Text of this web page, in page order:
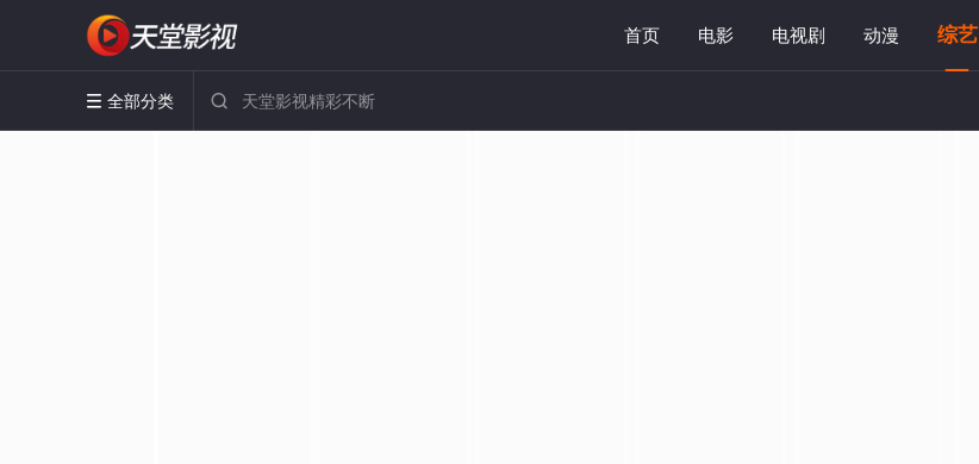
首页 电影 电视剧 动漫 综艺
 全部分类 